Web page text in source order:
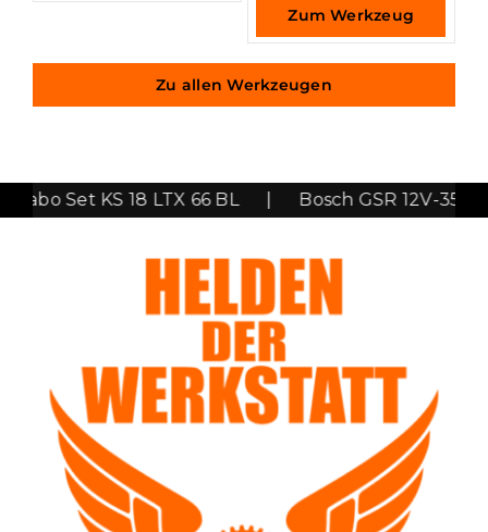
Zum Werkzeug
Zu allen Werkzeugen
Set KS 18 LTX 66 BL | Bosch GSR 12V-35 FC